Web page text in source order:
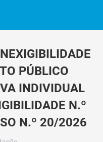
PÚBLICO
INDIVIDUAL
N.º
N.º 20/2026